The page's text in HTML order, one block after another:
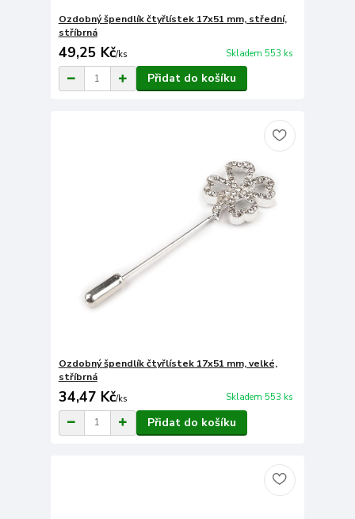
Ozdobný špendlík čtyřlístek 17x51 mm, střední,
stříbrná
49,25 Kč/ks Skladem 553 ks
Přidat do košíku
Ozdobný špendlík čtyřlístek 17x51 mm, velké,
stříbrná
34,47 Kč/ks Skladem 553 ks
Přidat do košíku